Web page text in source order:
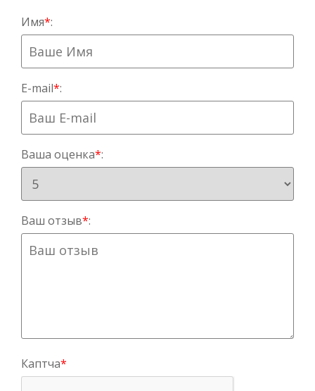
Имя*:
E-mail*:
Ваша оценка*:
Ваш отзыв*:
Каптча*